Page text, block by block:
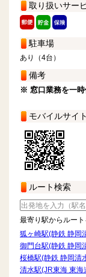
取り扱いサー
駐車場
あり（4台）
備考
※ 窓口業務を一時
モバイルサイト
ルート検索
最寄り駅からルー
狐ヶ崎駅(静鉄 静岡
御門台駅(静鉄 静岡
桜橋駅(静鉄 静岡清
清水駅(JR東海 東海